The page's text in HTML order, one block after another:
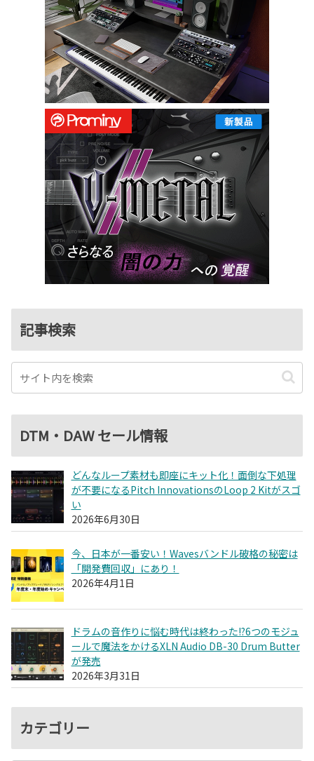
記事検索
DTM・DAW セール情報
どんなループ素材も即座にキット化！面倒な下処理
が不要になるPitch InnovationsのLoop 2 Kitがスゴ
い
2026年6月30日
今、日本が一番安い！Wavesバンドル破格の秘密は
「開発費回収」にあり！
2026年4月1日
ドラムの音作りに悩む時代は終わった!?6つのモジュ
ールで魔法をかけるXLN Audio DB-30 Drum Butter
が発売
2026年3月31日
カテゴリー